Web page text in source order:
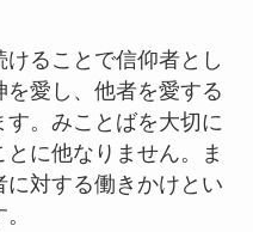
ることで信仰者とし
愛し、他者を愛する
す。みことばを大切に
に他なりません。ま
対する働きかけとい